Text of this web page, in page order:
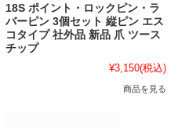
18S ポイント・ロックピン・ラ
バーピン 3個セット 縦ピン エス
コタイプ 社外品 新品 爪 ツース
チップ
¥3,150(税込)
商品を見る